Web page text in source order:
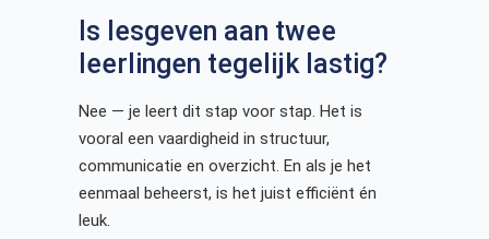
Is lesgeven aan twee
leerlingen tegelijk lastig?
Nee — je leert dit stap voor stap. Het is
vooral een vaardigheid in structuur,
communicatie en overzicht. En als je het
eenmaal beheerst, is het juist efficiënt én
leuk.